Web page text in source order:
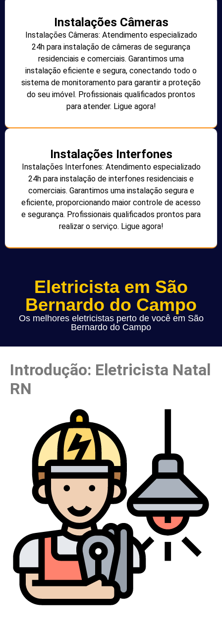
Instalações Câmeras
Instalações Câmeras: Atendimento especializado
24h para instalação de câmeras de segurança
residenciais e comerciais. Garantimos uma
instalação eficiente e segura, conectando todo o
sistema de monitoramento para garantir a proteção
do seu imóvel. Profissionais qualificados prontos
para atender. Ligue agora!
Instalações Interfones
Instalações Interfones: Atendimento especializado
24h para instalação de interfones residenciais e
comerciais. Garantimos uma instalação segura e
eficiente, proporcionando maior controle de acesso
e segurança. Profissionais qualificados prontos para
realizar o serviço. Ligue agora!
Eletricista em São
Bernardo do Campo
Os melhores eletricistas perto de você em São
Bernardo do Campo
Introdução: Eletricista Natal
RN